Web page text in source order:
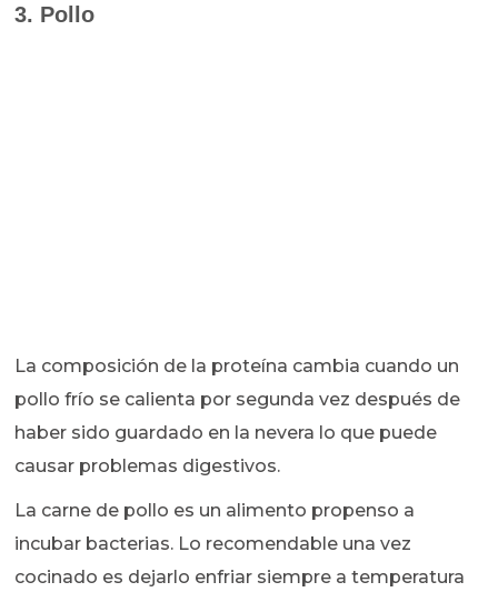
3. Pollo
La composición de la proteína cambia cuando un
pollo frío se calienta por segunda vez después de
haber sido guardado en la nevera lo que puede
causar problemas digestivos.
La carne de pollo es un alimento propenso a
incubar bacterias. Lo recomendable una vez
cocinado es dejarlo enfriar siempre a temperatura